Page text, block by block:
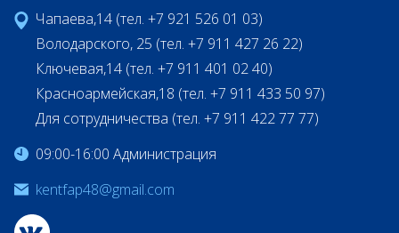
Чапаева,14 (тел. +7 921 526 01 03)
Володарского, 25 (тел. +7 911 427 26 22)
Ключевая,14 (тел. +7 911 401 02 40)
Красноармейская,18 (тел. +7 911 433 50 97)
Для сотрудничества (тел. +7 911 422 77 77)
09:00-16:00 Администрация
kentfap48@gmail.com